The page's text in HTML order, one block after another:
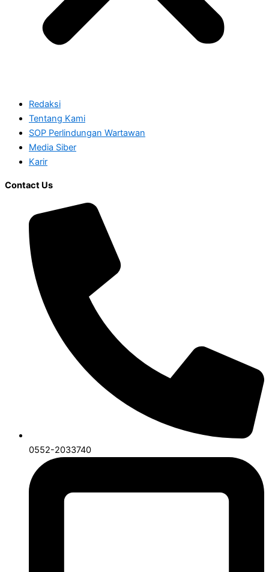
Redaksi
Tentang Kami
SOP Perlindungan Wartawan
Media Siber
Karir
Contact Us
0552-2033740